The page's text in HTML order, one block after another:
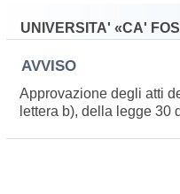
UNIVERSITA' «CA'
AVVISO
Approvazione degli atti
lettera b), della legge 30